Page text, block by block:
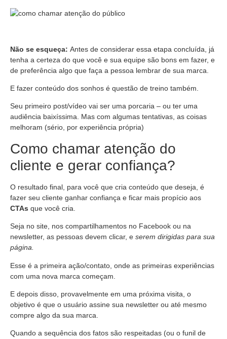
Não se esqueça: Antes de considerar essa etapa concluída, já
tenha a certeza do que você e sua equipe são bons em fazer, e
de preferência algo que faça a pessoa lembrar de sua marca.
E fazer conteúdo dos sonhos é questão de treino também.
Seu primeiro post/vídeo vai ser uma porcaria – ou ter uma
audiência baixíssima. Mas com algumas tentativas, as coisas
melhoram (sério, por experiência própria)
Como chamar atenção do
cliente e gerar confiança?
O resultado final, para você que cria conteúdo que deseja, é
fazer seu cliente ganhar confiança e ficar mais propício aos
CTAs que você cria.
Seja no site, nos compartilhamentos no Facebook ou na
newsletter, as pessoas devem clicar, e serem dirigidas para sua
página.
Esse é a primeira ação/contato, onde as primeiras experiências
com uma nova marca começam.
E depois disso, provavelmente em uma próxima visita, o
objetivo é que o usuário assine sua newsletter ou até mesmo
compre algo da sua marca.
Quando a sequência dos fatos são respeitadas (ou o funil de